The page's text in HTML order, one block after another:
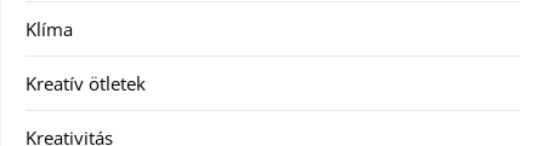
Klíma
Kreatív ötletek
Kreativitás